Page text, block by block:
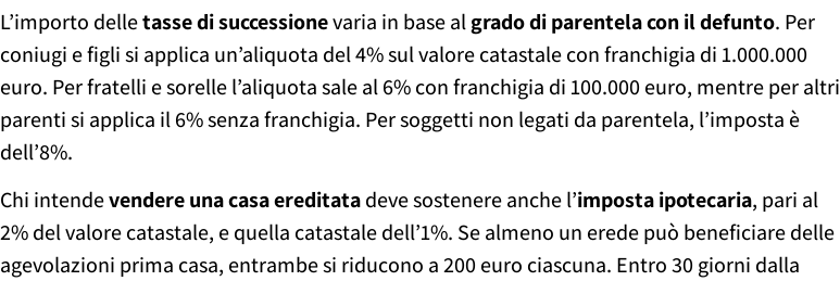
L’importo delletasse di successionevaria in base algrado di parentela con il defunto. Per
coniugi e figli si applica un’aliquota del 4% sul valore catastale con franchigia di 1.000.000
euro. Per fratelli e sorelle l’aliquota sale al 6% con franchigia di 100.000 euro, mentre per altri
parenti si applica il 6% senza franchigia. Per soggetti non legati da parentela, l’imposta è
dell’8%.
Chi intendevendere una casa ereditatadeve sostenere anche l’imposta ipotecaria, pari al
2% del valore catastale, e quella catastale dell’1%. Se almeno un erede può beneficiare delle
agevolazioni prima casa, entrambe si riducono a 200 euro ciascuna. Entro 30 giorni dalla